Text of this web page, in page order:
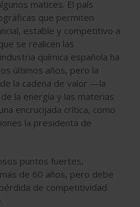
matices. El país
que permiten
estable y competitivo a
se realicen las
química española ha
últimos años, pero la
la cadena de valor —la
la energía y las materias
encrucijada crítica, como
la presidenta de
puntos fuertes,
de 60 años, pero debe
de competitividad